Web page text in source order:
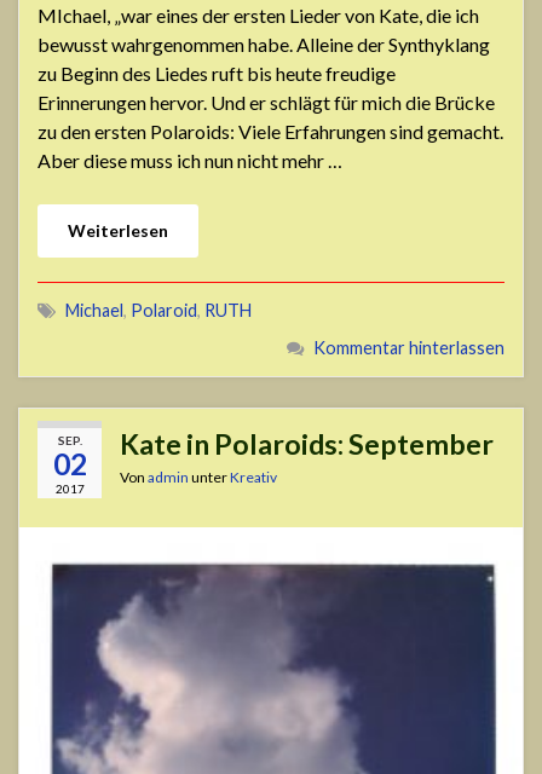
MIchael, „war eines der ersten Lieder von Kate, die ich
bewusst wahrgenommen habe. Alleine der Synthyklang
zu Beginn des Liedes ruft bis heute freudige
Erinnerungen hervor. Und er schlägt für mich die Brücke
zu den ersten Polaroids: Viele Erfahrungen sind gemacht.
Aber diese muss ich nun nicht mehr …
Weiterlesen
Michael, Polaroid, RUTH
Kommentar hinterlassen
SEP.
02
2017
Kate in Polaroids: September
Von admin unterKreativ